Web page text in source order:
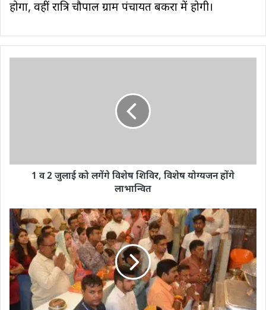
होगा, वहीं रात्रि चौपाल ग्राम पंचायत बकरा में होगी।
1 व 2 जुलाई को लगेंगे विशेष शिविर, विशेष योग्यजन होंगे
लाभान्वित